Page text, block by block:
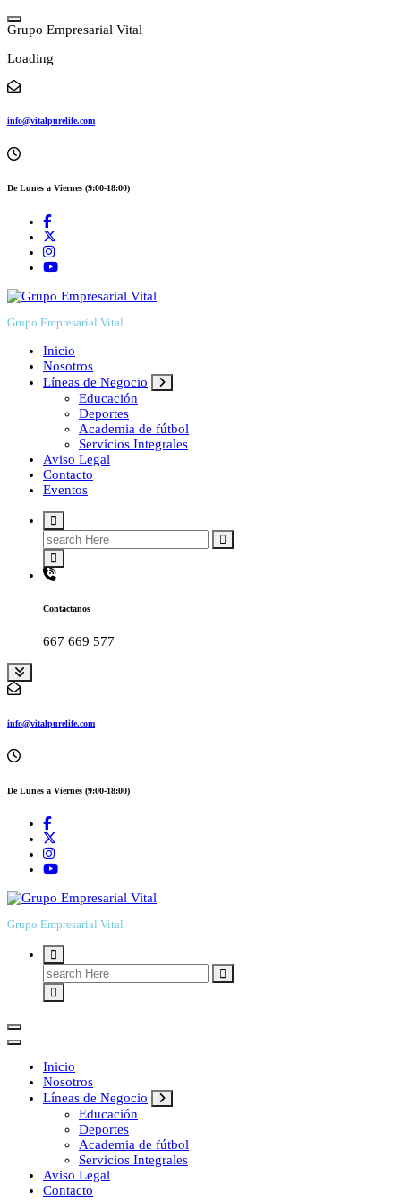
Skip
to
Grupo Empresarial Vital
Loading
info@vitalpurelife.com
De Lunes a Viernes (9:00-18:00)
Grupo Empresarial Vital
Inicio
Nosotros
Líneas de Negocio
Educación
Deportes
Academia de fútbol
Servicios Integrales
Aviso Legal
Contacto
Eventos
Search
for:
Contáctanos
667 669 577
info@vitalpurelife.com
De Lunes a Viernes (9:00-18:00)
Grupo Empresarial Vital
Search
for:
Inicio
Nosotros
Líneas de Negocio
Educación
Deportes
Academia de fútbol
Servicios Integrales
Aviso Legal
Contacto